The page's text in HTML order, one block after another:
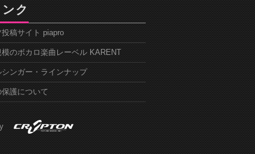
ク
投稿サイト piapro
のボカロ楽曲レーベル KARENT
ンガー・ラインナップ
護について